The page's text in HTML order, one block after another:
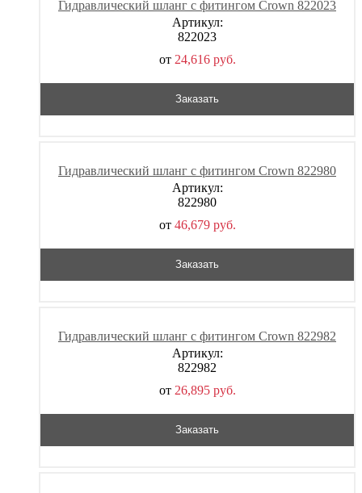
Гидравлический шланг с фитингом Crown 822023
Артикул:
822023
от 24,616 руб.
Заказать
Гидравлический шланг с фитингом Crown 822980
Артикул:
822980
от 46,679 руб.
Заказать
Гидравлический шланг с фитингом Crown 822982
Артикул:
822982
от 26,895 руб.
Заказать